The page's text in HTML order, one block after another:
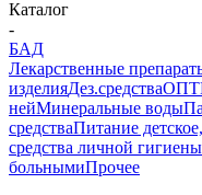
Каталог
-
БАД
Лекарственные
изделияДез.средства
нейМинеральные воды
средстваПитание
средства личной гигиены
больнымиПрочее